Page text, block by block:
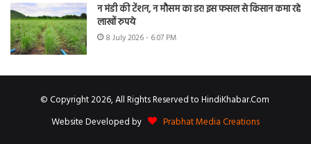
न मंडी की टेंशन, न मौसम का डर! इस फसल से किसान कमा रहे
लाखों रुपये
8 July 2026 - 6:07 PM
© Copyright 2026, All Rights Reserved to HindiKhabar.Com
Website Developed by
Prabhat Media Creations